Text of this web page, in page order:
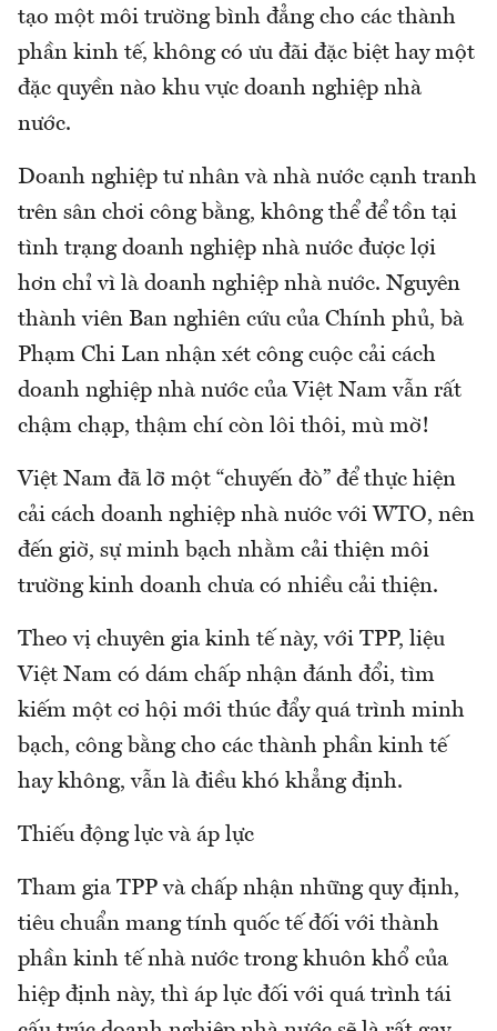
tạo một môi trường bình đẳng cho các thành
phần kinh tế, không có ưu đãi đặc biệt hay một
đặc quyền nào khu vực doanh nghiệp nhà
nước.
Doanh nghiệp tư nhân và nhà nước cạnh tranh
trên sân chơi công bằng, không thể để tồn tại
tình trạng doanh nghiệp nhà nước được lợi
hơn chỉ vì là doanh nghiệp nhà nước. Nguyên
thành viên Ban nghiên cứu của Chính phủ, bà
Phạm Chi Lan nhận xét công cuộc cải cách
doanh nghiệp nhà nước của Việt Nam vẫn rất
chậm chạp, thậm chí còn lôi thôi, mù mờ!
Việt Nam đã lỡ một “chuyến đò” để thực hiện
cải cách doanh nghiệp nhà nước với WTO, nên
đến giờ, sự minh bạch nhằm cải thiện môi
trường kinh doanh chưa có nhiều cải thiện.
Theo vị chuyên gia kinh tế này, với TPP, liệu
Việt Nam có dám chấp nhận đánh đổi, tìm
kiếm một cơ hội mới thúc đẩy quá trình minh
bạch, công bằng cho các thành phần kinh tế
hay không, vẫn là điều khó khẳng định.
Thiếu động lực và áp lực
Tham gia TPP và chấp nhận những quy định,
tiêu chuẩn mang tính quốc tế đối với thành
phần kinh tế nhà nước trong khuôn khổ của
hiệp định này, thì áp lực đối với quá trình tái